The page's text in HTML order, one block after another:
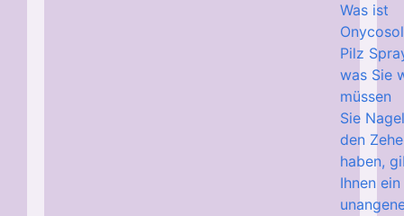
Was ist
Pilz
was Sie
müssen
Sie
den
haben,
Ihnen ein